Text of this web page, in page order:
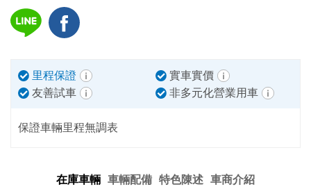
里程保證
實車實價
友善試車
非多元化營業用車
保證車輛里程無調表
在庫車輛 車輛配備 特色陳述 車商介紹